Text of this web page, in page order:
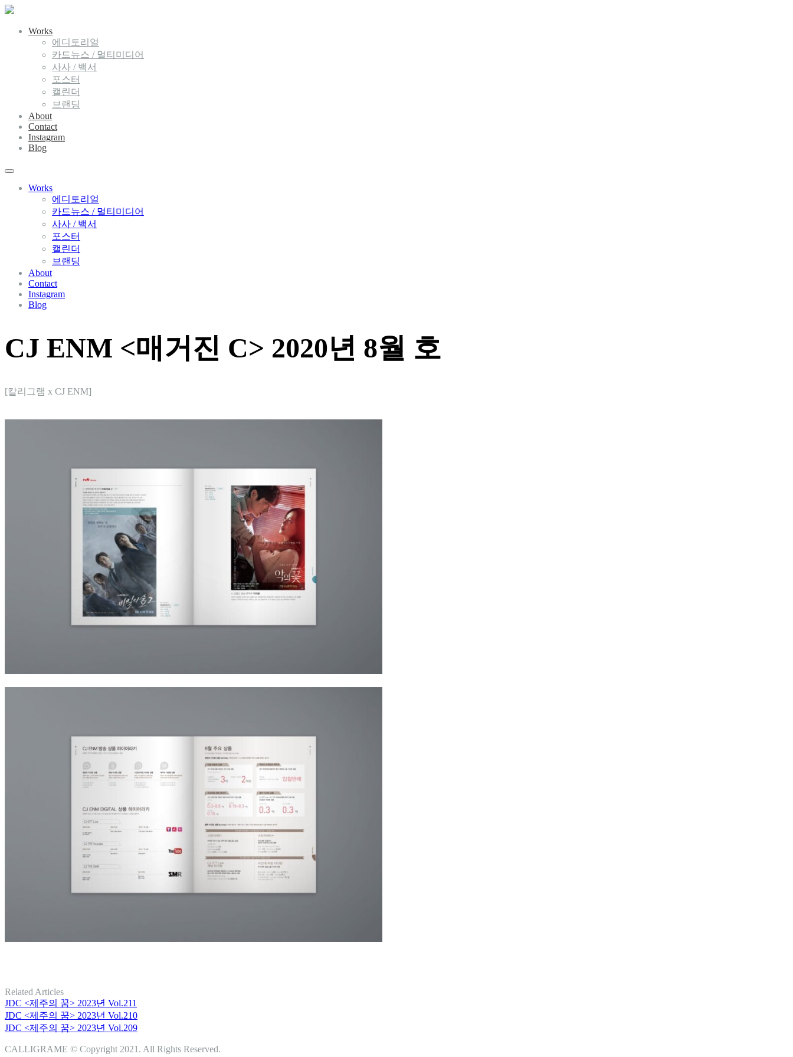
Works
에디토리얼
카드뉴스 / 멀티미디어
사사 / 백서
포스터
캘린더
브랜딩
About
Contact
Instagram
Blog
Works
에디토리얼
카드뉴스 / 멀티미디어
사사 / 백서
포스터
캘린더
브랜딩
About
Contact
Instagram
Blog
CJ ENM <매거진 C> 2020년 8월 호
[칼리그램 x CJ ENM]
Related Articles
JDC <제주의 꿈> 2023년 Vol.211
JDC <제주의 꿈> 2023년 Vol.210
JDC <제주의 꿈> 2023년 Vol.209
CALLIGRAME © Copyright 2021. All Rights Reserved.